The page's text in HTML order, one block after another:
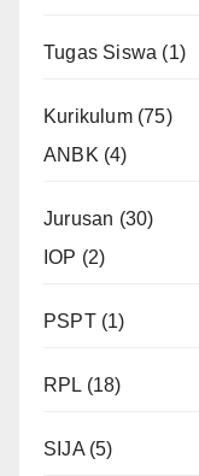
Tugas Siswa (1)
Kurikulum(75)
ANBK (4)
Jurusan (30)
IOP (2)
PSPT(1)
RPL (18)
SIJA(5)